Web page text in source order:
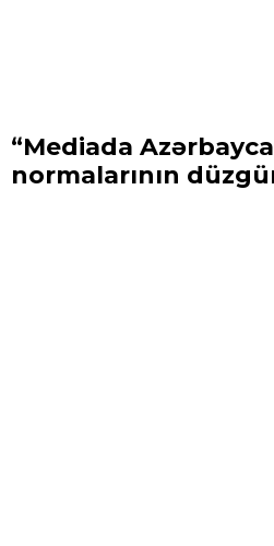
“Mediada
normalarının